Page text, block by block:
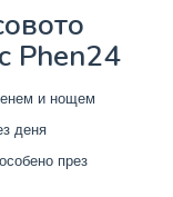
Phen24
и нощем
деня
през